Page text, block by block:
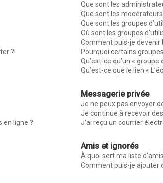
?!
en ligne ?
Que sont les
Que sont les modérateurs
Que sont les groupes
Où sont les groupes
Comment puis-je devenir
Pourquoi certains
Qu’est-ce qu’un «
Qu’est-ce que le lien «
Messagerie privée
Je ne peux pas envoyer
Je continue à recevoir
J’ai reçu un courrier
Amis et ignorés
À quoi sert ma liste
Comment puis-je ajouter